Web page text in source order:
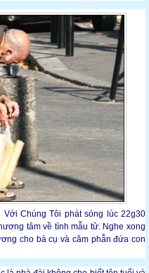
Chúng Tôi phát sóng lúc 22g30
tâm về tình mẫu tử. Nghe xong
cho bà cụ và căm phẫn đứa con